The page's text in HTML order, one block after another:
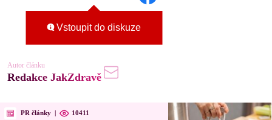
Vstoupit do diskuze
Autor článku
Redakce JakZdravě
PR články | 10411